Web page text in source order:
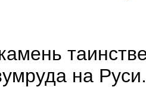
на Руси.